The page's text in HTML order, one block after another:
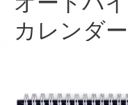
カレンダー